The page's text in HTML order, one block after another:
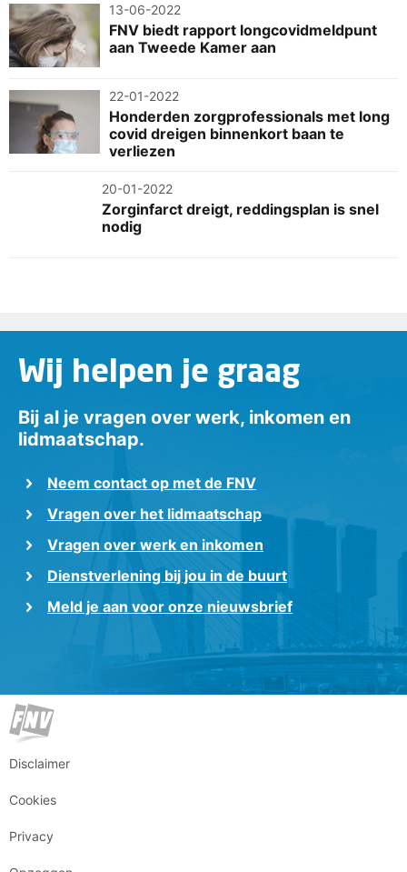
13-06-2022
FNV biedt rapport longcovidmeldpunt
aan Tweede Kamer aan
22-01-2022
Honderden zorgprofessionals met long
covid dreigen binnenkort baan te
verliezen
20-01-2022
Zorginfarct dreigt, reddingsplan is snel
nodig
Wij helpen je graag
Bij al je vragen over werk, inkomen en
lidmaatschap.
Neem contact op met de FNV
Vragen over het lidmaatschap
Vragen over werk en inkomen
Dienstverlening bij jou in de buurt
Meld je aan voor onze nieuwsbrief
Disclaimer
Cookies
Privacy